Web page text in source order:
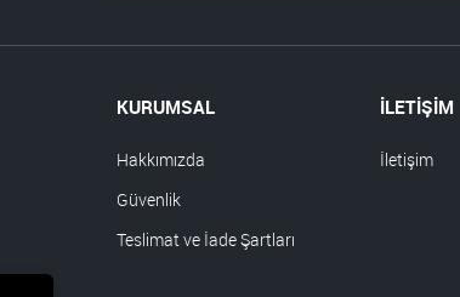
KURUMSAL
Hakkımızda
Güvenlik
Teslimat ve İade Şartları
İLETİŞİM
İletişim